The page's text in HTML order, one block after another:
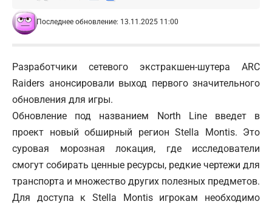
Последнее обновление: 13.11.2025 11:00
Разработчики сетевого экстракшен-шутера ARC
Raiders анонсировали выход первого значительного
обновления для игры.
Обновление под названием North Line введет в
проект новый обширный регион Stella Montis. Это
суровая морозная локация, где исследователи
смогут собирать ценные ресурсы, редкие чертежи для
транспорта и множество других полезных предметов.
Для доступа к Stella Montis игрокам необходимо